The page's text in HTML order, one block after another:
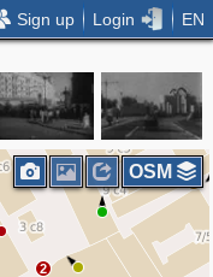
Sign up Login EN
2
2
OSM